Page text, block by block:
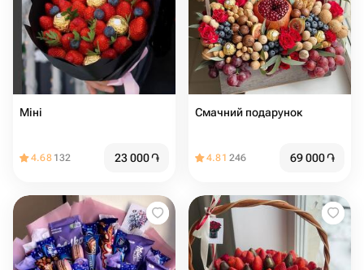
Міні
4.68 132 23 000֏
Смачний подарунок
4.81 246 69 000֏